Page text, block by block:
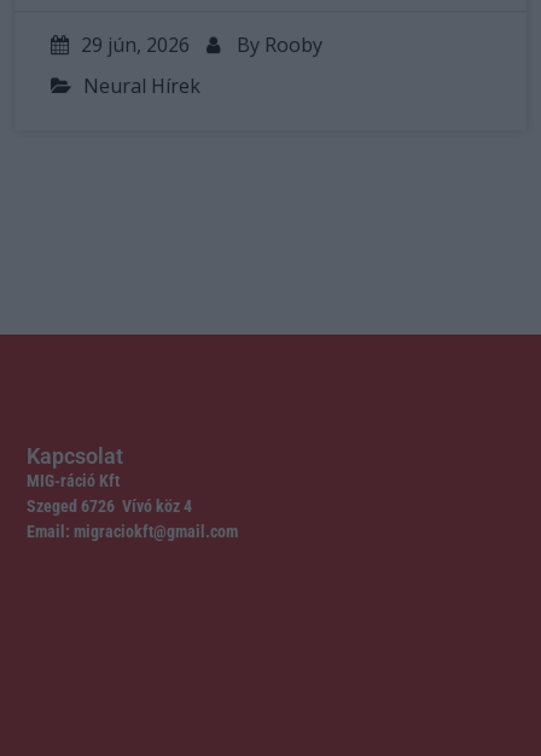
29 jún, 2026 By Rooby
Neural Hírek
Kapcsolat
MIG-ráció Kft
Szeged 6726 Vívó köz 4
Email: migraciokft@gmail.com